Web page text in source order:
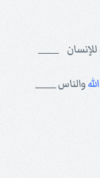
اللهوالناس _____